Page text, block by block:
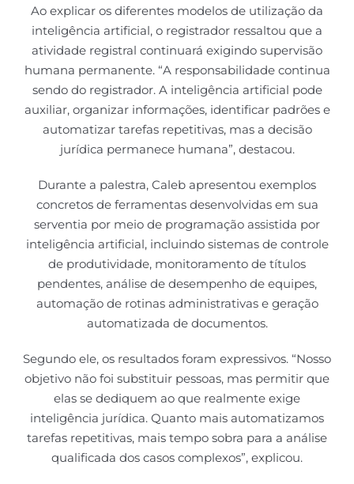
Ao explicar os diferentes modelos de utilização da
inteligência artificial, o registrador ressaltou que a
atividade registral continuará exigindo supervisão
humana permanente. “A responsabilidade continua
sendo do registrador. A inteligência artificial pode
auxiliar, organizar informações, identificar padrões e
automatizar tarefas repetitivas, mas a decisão
jurídica permanece humana”, destacou.
Durante a palestra, Caleb apresentou exemplos
concretos de ferramentas desenvolvidas em sua
serventia por meio de programação assistida por
inteligência artificial, incluindo sistemas de controle
de produtividade, monitoramento de títulos
pendentes, análise de desempenho de equipes,
automação de rotinas administrativas e geração
automatizada de documentos.
Segundo ele, os resultados foram expressivos. “Nosso
objetivo não foi substituir pessoas, mas permitir que
elas se dediquem ao que realmente exige
inteligência jurídica. Quanto mais automatizamos
tarefas repetitivas, mais tempo sobra para a análise
qualificada dos casos complexos”, explicou.